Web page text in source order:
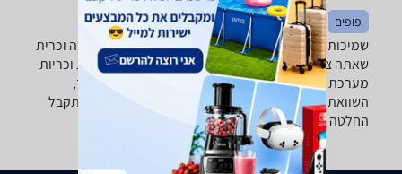
פופים מיטות שטיחים
שמיכות וכריות - ‏150 - 200 ‏ש"ח רוצה למצוא את השמיכה וכרית
שאתה צריך? רק בזאפ תמצא מאות ביקורות על שמיכות וכריות
מערכת סינון מתקדמת לפי סוג המוצר , מידע נוסף ועוד,
השוואת מחירים ביותר מאלף חנויות לבית לגן ולמשרד ותקבל
החלטה חכמה!